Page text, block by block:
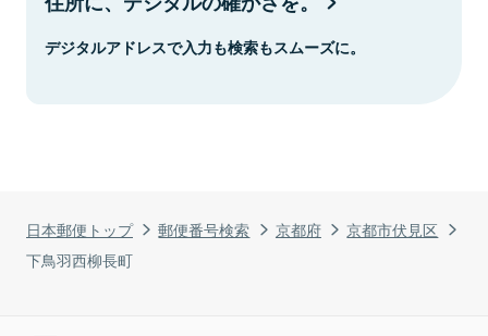
日本郵便トップ 郵便番号検索 京都府
京都市伏見区
下鳥羽西柳長町
デジタルアドレスで入力も検索もスムーズに。